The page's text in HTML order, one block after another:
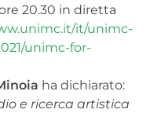
20.30 in diretta
it/unimc-
unimc-for-
ha dichiarato:
e ricerca artistica